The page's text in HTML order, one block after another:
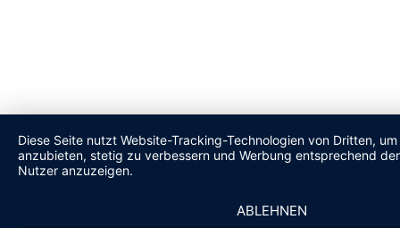
Diese Seite nutzt Website-Tracking-Technologien von Dritten,
anzubieten, stetig zu verbessern und Werbung entsprechend
Nutzer anzuzeigen.
ABLEHNEN